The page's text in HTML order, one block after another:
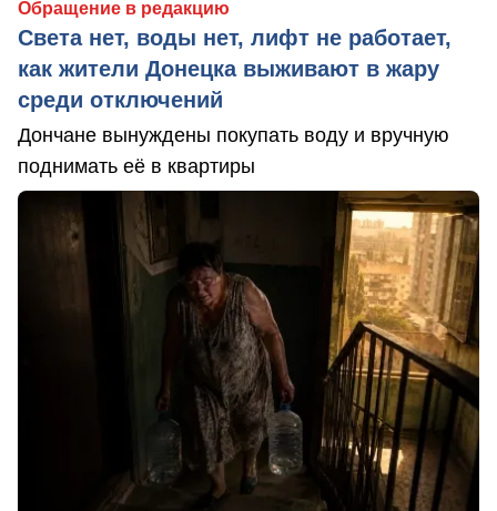
Обращение в редакцию
Света нет, воды нет, лифт не работает,
как жители Донецка выживают в жару
среди отключений
Дончане вынуждены покупать воду и вручную
поднимать её в квартиры